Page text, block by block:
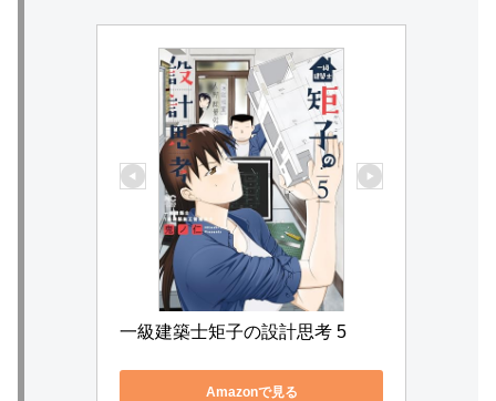
一級建築士矩子の設計思考 5
Amazonで見る